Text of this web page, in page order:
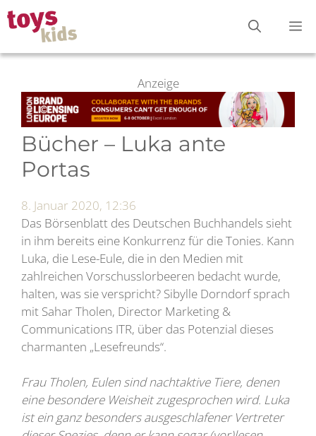
Zum
Inhalt
springen
Anzeige
Bücher – Luka ante
Portas
8. Januar 2020, 12:36
Das Börsenblatt des Deutschen Buchhandels sieht
in ihm bereits eine Konkurrenz für die Tonies. Kann
Luka, die Lese-Eule, die in den Medien mit
zahlreichen Vorschusslorbeeren bedacht wurde,
halten, was sie verspricht? Sibylle Dorndorf sprach
mit Sahar Tholen, Director Marketing &
Communications ITR, über das Potenzial dieses
charmanten „Lesefreunds“.
Frau Tholen, Eulen sind nachtaktive Tiere, denen
eine besondere Weisheit zugesprochen wird. Luka
ist ein ganz besonders ausgeschlafener Vertreter